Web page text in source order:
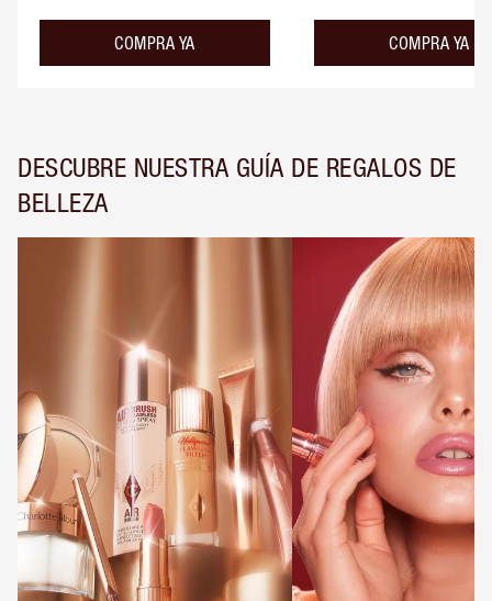
COMPRA YA COMPRA YA
DESCUBRE NUESTRA GUÍA DE REGALOS DE
BELLEZA